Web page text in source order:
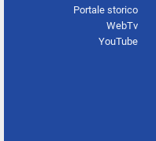
Portale storico
WebTv
YouTube